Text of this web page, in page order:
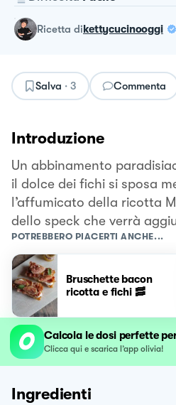
ricetta dikettycucinooggi
Salva · 3 Commenta
Introduzione
Un abbinamento
il dolce dei fichi si sposa
l’affumicato della ricotta
dello speck che verrà
POTREBBERO PIACERTI ANCHE...
Bruschette bacon
ricotta e fichi 🥓
Calcola le dosi perfette
Clicca qui e scarica l’app olivia!
Ingredienti